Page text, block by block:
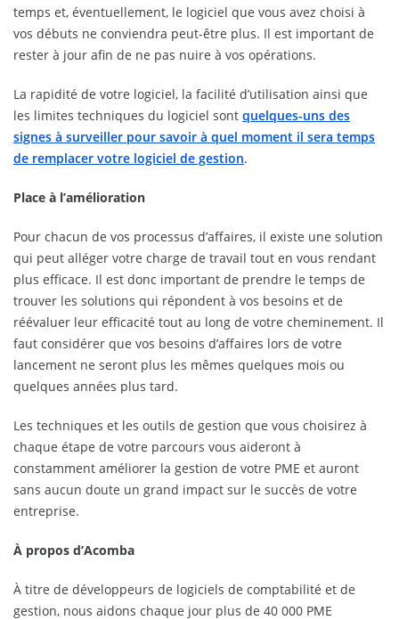
temps et, éventuellement, le logiciel que vous avez choisi à
vos débuts ne conviendra peut-être plus. Il est important de
rester à jour afin de ne pas nuire à vos opérations.
La rapidité de votre logiciel, la facilité d’utilisation ainsi que
les limites techniques du logiciel sont quelques-uns des
signes à surveiller pour savoir à quel moment il sera temps
de remplacer votre logiciel de gestion.
Place à l’amélioration
Pour chacun de vos processus d’affaires, il existe une solution
qui peut alléger votre charge de travail tout en vous rendant
plus efficace. Il est donc important de prendre le temps de
trouver les solutions qui répondent à vos besoins et de
réévaluer leur efficacité tout au long de votre cheminement. Il
faut considérer que vos besoins d’affaires lors de votre
lancement ne seront plus les mêmes quelques mois ou
quelques années plus tard.
Les techniques et les outils de gestion que vous choisirez à
chaque étape de votre parcours vous aideront à
constamment améliorer la gestion de votre PME et auront
sans aucun doute un grand impact sur le succès de votre
entreprise.
À propos d’Acomba
À titre de développeurs de logiciels de comptabilité et de
gestion, nous aidons chaque jour plus de 40 000 PME